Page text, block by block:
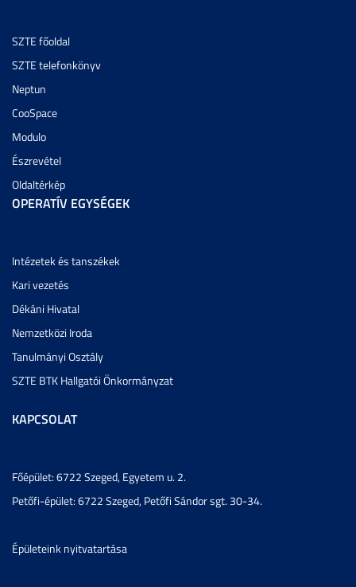
SZTE főoldal
SZTE telefonkönyv
Neptun
CooSpace
Modulo
Észrevétel
Oldaltérkép
OPERATÍV EGYSÉGEK
Intézetek és tanszékek
Kari vezetés
Dékáni Hivatal
Nemzetközi Iroda
Tanulmányi Osztály
SZTE BTK Hallgatói Önkormányzat
KAPCSOLAT
Főépület: 6722 Szeged, Egyetem u. 2.
Petőfi-épület: 6722 Szeged, Petőfi Sándor sgt. 30-34.
Épületeink nyitvatartása